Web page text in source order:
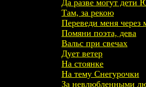
Да разве могут дети
Там, за рекою
Переведи меня через
Помяни поэта, дева
Вальс при свечах
Дует ветер
На стоянке
На тему Снегурочки
За невлюбленными